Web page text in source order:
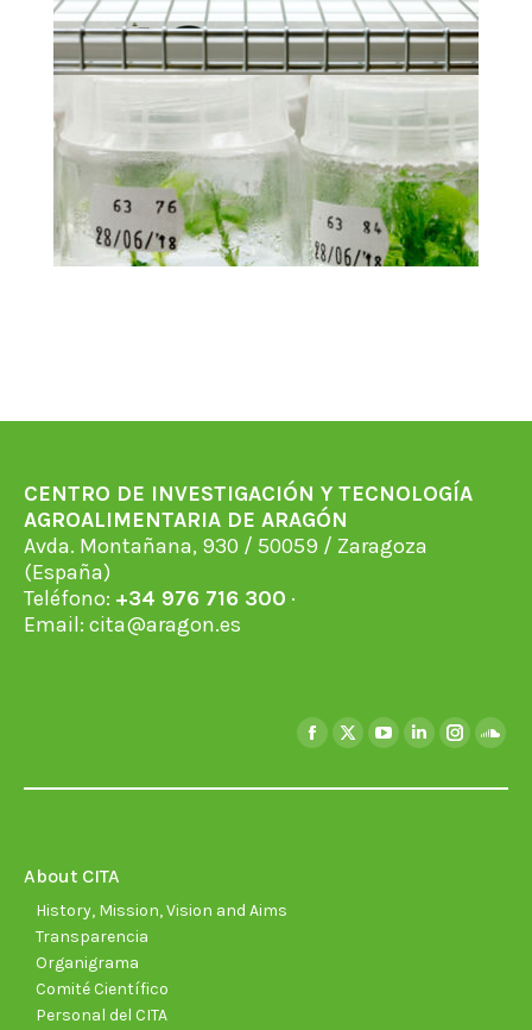
CENTRO DE INVESTIGACIÓN Y TECNOLOGÍA
AGROALIMENTARIA DE ARAGÓN
Avda. Montañana, 930 / 50059 / Zaragoza
(España)
Teléfono: +34 976 716 300 ·
Email: cita@aragon.es
Facebook
X
YouTubeLinkedin
About CITA
History, Mission, Vision and Aims
Transparencia
Organigrama
Comité Científico
Personal del CITA